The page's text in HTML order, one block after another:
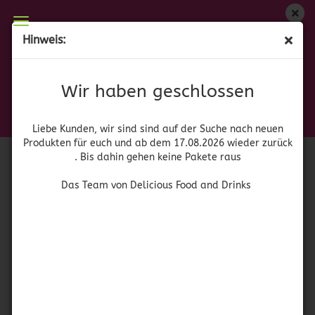
Hinweis:
Wir haben geschlossen
Liebe Kunden, wir sind sind auf der Suche nach neuen
Produkten für euch und ab dem 17.08.2026 wieder zurück
. Bis dahin gehen keine Pakete raus
Das Team von Delicious Food and Drinks
Wir haben geschlossen
zurück. Bis dahin gehen keine Pakete raus
Das Team von Delicious Food and Drinks
42119)